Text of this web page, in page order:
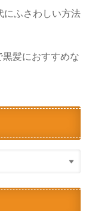
にふさわしい方法
黒髪におすすめな